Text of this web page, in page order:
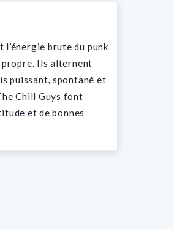
brute du punk
propre. Ils alternent
puissant, spontané et
Chill Guys font
et de bonnes